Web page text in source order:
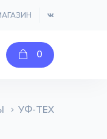
0
УФ-ТЕХ